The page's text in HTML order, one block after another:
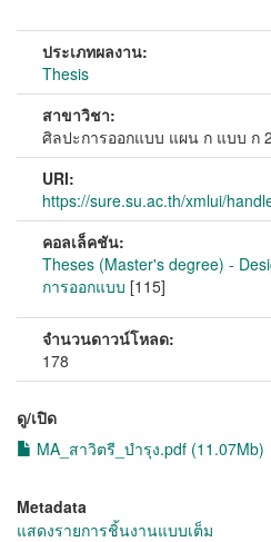
ประเภทผลงาน:
Thesis
สาขาวิชา:
ศิลปะการออกแบบ แผน ก แบบ
URI:
https://sure.su.ac.th/xmlui/
คอลเล็คชัน:
Theses (Master's degree) -
การออกแบบ [115]
จำนวนดาวน์โหลด:
178
ดู/เปิด
MA_สาวิตรี_บำรุง.pdf (11.07Mb)
Metadata
แสดงรายการชิ้นงานแบบเต็ม